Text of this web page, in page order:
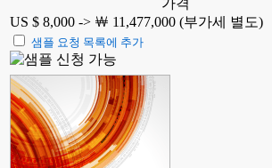
가격
US $ 8,000 -> ￦ 11,477,000 (부가세 별도)
샘플 요청 목록에 추가